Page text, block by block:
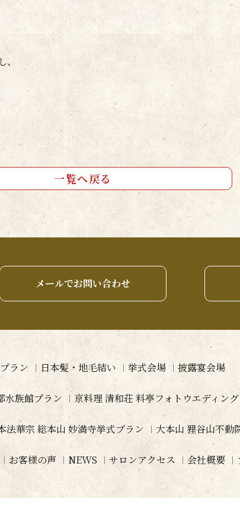
一覧へ戻る
メールでお問い合わせ
ラン 日本髪・地毛結い 挙式会場 披露宴会場
水族館プラン 京料理 清和荘 料亭フォトウエディン
法華宗 総本山 妙満寺挙式プラン 大本山 狸谷山不動
お客様の声 NEWS サロンアクセス 会社概要